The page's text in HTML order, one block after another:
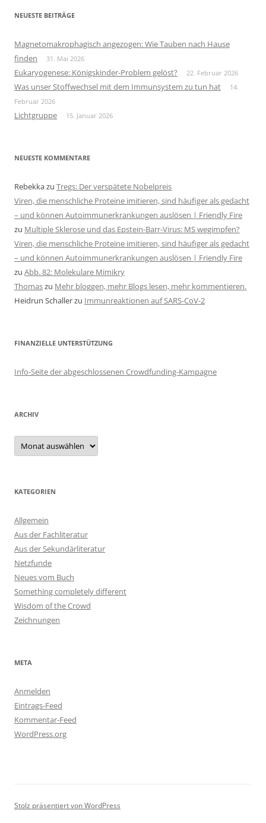
NEUESTE BEITRÄGE
Magnetomakrophagisch angezogen: Wie Tauben nach Hause
finden
31. Mai 2026
Eukaryogenese: Königskinder-Problem gelöst? 22. Februar 2026
Was unser Stoffwechsel mit dem Immunsystem zu tun hat
14.
Februar 2026
Lichtgruppe 15. Januar 2026
NEUESTE KOMMENTARE
Rebekkazu Tregs: Der verspätete Nobelpreis
Viren, die menschliche Proteine imitieren, sind häufiger als gedacht
– und können Autoimmunerkrankungen auslösen | Friendly Fire
zu Multiple Sklerose und das Epstein-Barr-Virus: MS wegimpfen?
Viren, die menschliche Proteine imitieren, sind häufiger als gedacht
– und können Autoimmunerkrankungen auslösen | Friendly Fire
zu Abb. 82: Molekulare Mimikry
Thomaszu Mehr bloggen, mehr Blogs lesen, mehr kommentieren.
Heidrun Schallerzu Immunreaktionen auf SARS-CoV-2
FINANZIELLE UNTERSTÜTZUNG
Info-Seite der abgeschlossenen Crowdfunding-Kampagne
ARCHIV
Archiv
KATEGORIEN
Allgemein
Aus der Fachliteratur
Aus der Sekundärliteratur
Netzfunde
Neues vom Buch
Something completely different
Wisdom of the Crowd
Zeichnungen
META
Anmelden
Eintrags-Feed
Kommentar-Feed
WordPress.org
Stolz präsentiert von WordPress